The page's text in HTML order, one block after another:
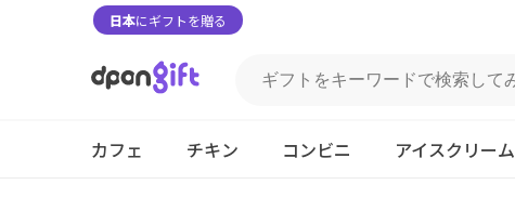
日本にギフトを贈る
カフェ チキン コンビニ アイスクリーム